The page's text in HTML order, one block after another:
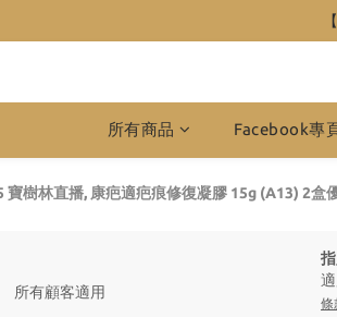
所有商品 Facebook專
寶樹林直播, 康疤適疤痕修復凝膠 15g (A13) 2盒
所有顧客適用
條